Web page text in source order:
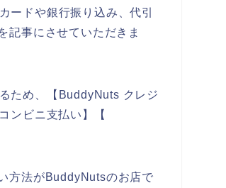
ードや銀行振り込み、代引
記事にさせていただきま
ため、【BuddyNuts クレジ
ンビニ支払い】【
方法がBuddyNutsのお店で